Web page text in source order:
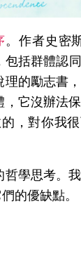
。作者史密
包括群體認
的勵志書
它沒辦法
，對你我
學思考。
的優缺點。